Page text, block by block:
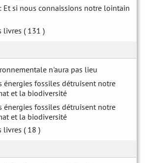
Et si nous connaissions notre lointain
livres ( 131 )
n'aura pas lieu
énergies fossiles détruisent notre
et la biodiversité
énergies fossiles détruisent notre
et la biodiversité
livres ( 18 )